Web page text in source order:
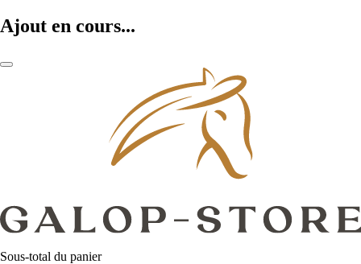
Ajout en cours...
Sous-total du panier